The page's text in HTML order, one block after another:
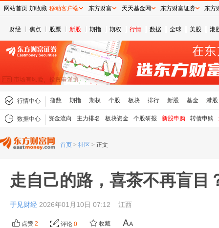
财经 焦点 股票 新股 期指 期权 行情 数据 全球 美股 港
行情中心 指数 期指 期权 个股 板块 排行 新股 基金 港股
数据中心 资金流向 主力排名 板块资金 个股研报 新股申购 转债申购
首页 > 社区 > 正文
走自己的路，喜茶不再盲目
于见财经 2026年01月10日 07:12 江西
点赞 2 评论 0 收藏
网站首页 加收藏 移动客户端 东方财富 天天基金网 东方财富证券 东方